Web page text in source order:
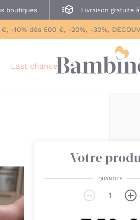
boutiques Livraison gratuite
-10% dès 500 €, -20%, -30%,
Last chance
Votre
QUANTITÉ